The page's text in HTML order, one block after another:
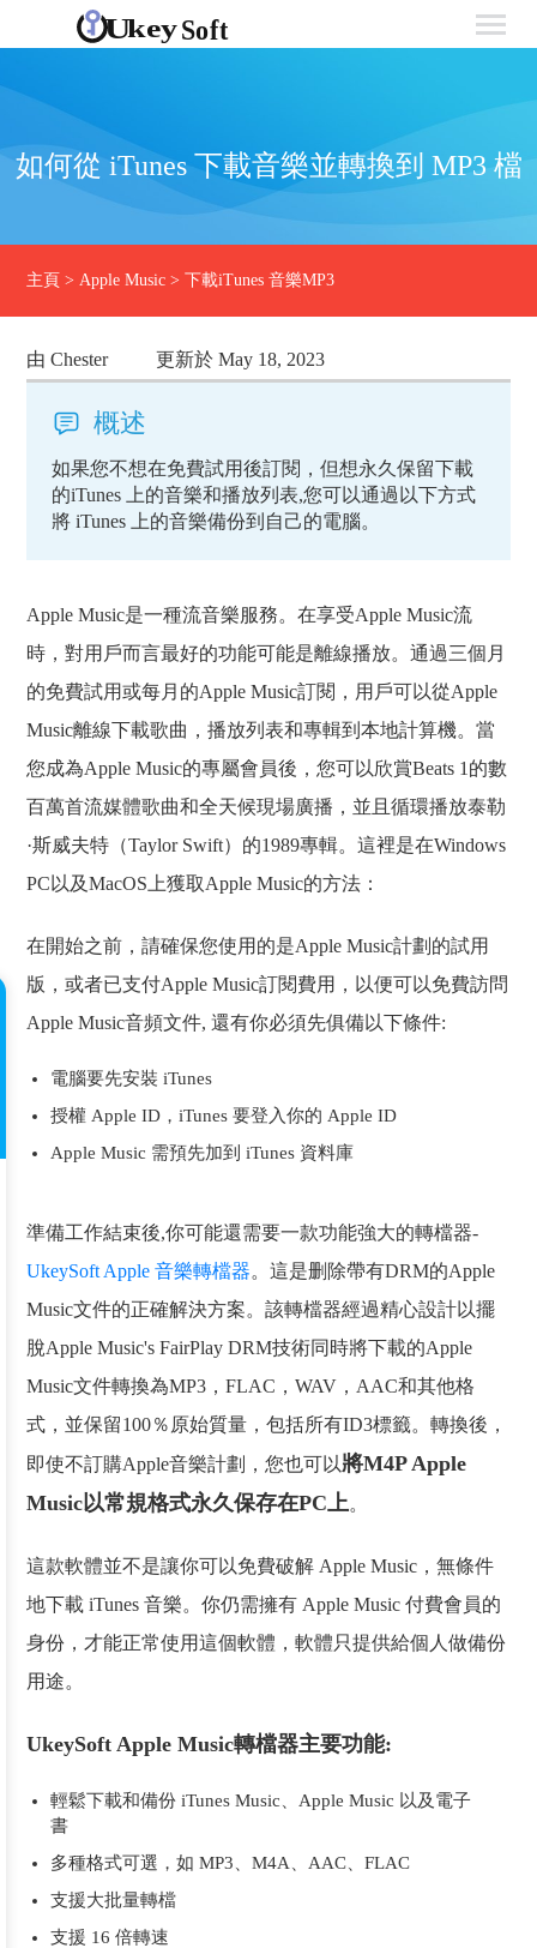
如何從 iTunes 下載音樂並轉換到 MP3 檔
主頁 >Apple Music >下載iTunes 音樂MP3
由 Chester 更新於 May 18, 2023
概述
如果您不想在免費試用後訂閱，但想永久保留下載
的iTunes 上的音樂和播放列表,您可以通過以下方式
將 iTunes 上的音樂備份到自己的電腦。
Apple Music是一種流音樂服務。在享受Apple Music流
時，對用戶而言最好的功能可能是離線播放。通過三個月
的免費試用或每月的Apple Music訂閱，用戶可以從Apple
Music離線下載歌曲，播放列表和專輯到本地計算機。當
您成為Apple Music的專屬會員後，您可以欣賞Beats 1的數
百萬首流媒體歌曲和全天候現場廣播，並且循環播放泰勒
·斯威夫特（Taylor Swift）的1989專輯。這裡是在Windows
PC以及MacOS上獲取Apple Music的方法：
在開始之前，請確保您使用的是Apple Music計劃的試用
版，或者已支付Apple Music訂閱費用，以便可以免費訪問
Apple Music音頻文件, 還有你必須先俱備以下條件:
電腦要先安裝 iTunes
授權 Apple ID，iTunes 要登入你的 Apple ID
Apple Music 需預先加到 iTunes 資料庫
準備工作結束後,你可能還需要一款功能強大的轉檔器-
UkeySoft Apple 音樂轉檔器。這是删除帶有DRM的Apple
Music文件的正確解決方案。該轉檔器經過精心設計以擺
脫Apple Music's FairPlay DRM技術同時將下載的Apple
Music文件轉換為MP3，FLAC，WAV，AAC和其他格
式，並保留100％原始質量，包括所有ID3標籤。轉換後，
即使不訂購Apple音樂計劃，您也可以將M4P Apple
Music以常規格式永久保存在PC上。
這款軟體並不是讓你可以免費破解 Apple Music，無條件
地下載 iTunes 音樂。你仍需擁有 Apple Music 付費會員的
身份，才能正常使用這個軟體，軟體只提供給個人做備份
用途。
UkeySoft Apple Music轉檔器主要功能:
輕鬆下載和備份 iTunes Music、Apple Music 以及電子
書
多種格式可選，如 MP3、M4A、AAC、FLAC
支援大批量轉檔
支援 16 倍轉速